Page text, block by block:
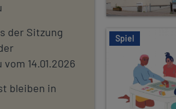
der Sitzung
14.01.2026
bleiben in
Spiel